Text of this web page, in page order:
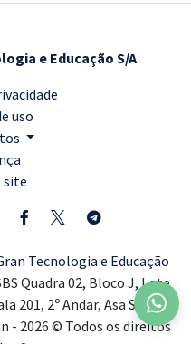
e Educação S/A
uso
site
Tecnologia e Educação
Quadra 02, Bloco J, Lote
201, 2º Andar, Asa Sul,
- 2026 © Todos os direitos